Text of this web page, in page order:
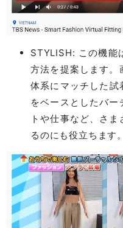
STYLISH: この機能
方法を提案します。
体系にマッチした試
をベースとしたバ
トや仕事など、さ
るのにも役立ちます。